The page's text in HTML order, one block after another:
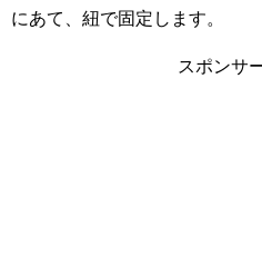
にあて、紐で固定します。
スポンサ